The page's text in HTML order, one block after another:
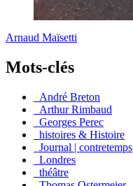
Arnaud Maïsetti
Mots-clés
_André Breton
_Arthur Rimbaud
_Georges Perec
_histoires & Histoire
_Journal | contretemps
_Londres
_théâtre